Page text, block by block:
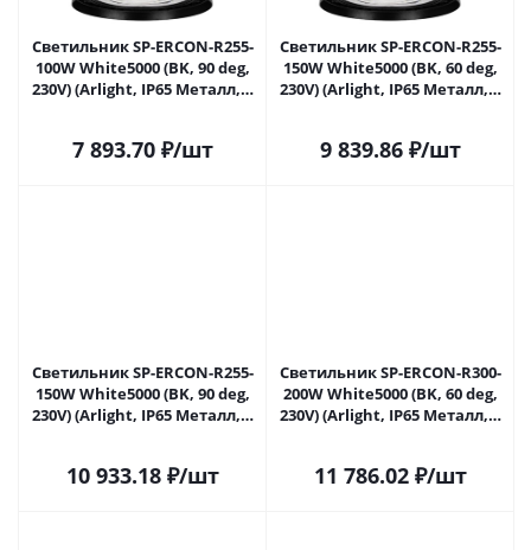
Светильник SP-ERCON-R255-
100W White5000 (BK, 90 deg,
230V) (Arlight, IP65 Металл, 5
7 893.70₽/шт
Светильник SP-ERCON-R255-
150W White5000 (BK, 60 deg,
230V) (Arlight, IP65 Металл, 5
9 839.86₽/шт
Светильник SP-ERCON-R255-
150W White5000 (BK, 90 deg,
230V) (Arlight, IP65 Металл, 5
10 933.18₽/шт
Светильник SP-ERCON-R300-
200W White5000 (BK, 60 deg,
230V) (Arlight, IP65 Металл, 5
11 786.02₽/шт